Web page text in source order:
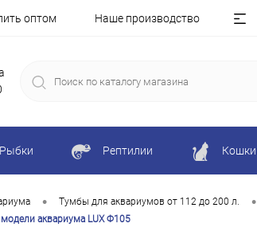
оптом Наше производство
Рыбки Рептилии Кошки
• Тумбы для аквариумов от 112 до 200 л. •
аквариума LUX Ф105